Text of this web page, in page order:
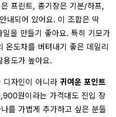
프린트, 총기장은 기본/하프,
내되어 있어요. 이 조합은 딱
을 만들기 좋아요. 특히 기모가
온도차를 버텨내기 좋은 데일리
도가 높아요.
디자인이 아니라 귀여운 포인트
원이라는 가격대도 진입 장
를 가볍게 추가하고 싶은 분들